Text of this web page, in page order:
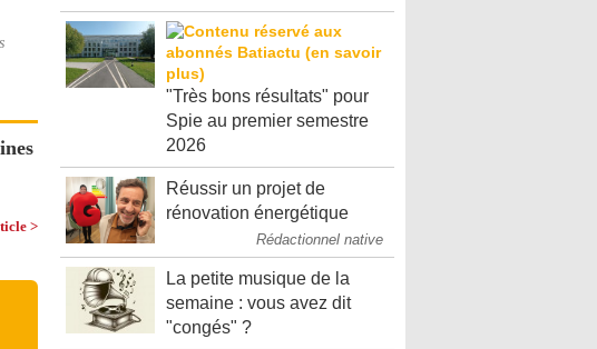
>
"Très bons résultats" pour
Spie au premier semestre
2026
Réussir un projet de
rénovation énergétique
Rédactionnel native
La petite musique de la
semaine : vous avez dit
"congés" ?